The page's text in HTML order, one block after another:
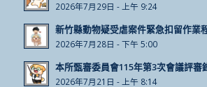
2026年7月29日 - 上午 9:24
新竹縣動物疑受虐案件緊急扣留作業
2026年7月28日 - 下午 5:00
本所甄審委員會115年第3次會議評審
2026年7月21日 - 上午 8:14